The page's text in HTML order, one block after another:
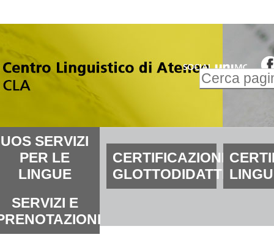
Inserire il
UOS SERVIZI
PER LE
LINGUE
CERTIFICAZIONI
GLOTTODIDATTICHE
SERVIZI E